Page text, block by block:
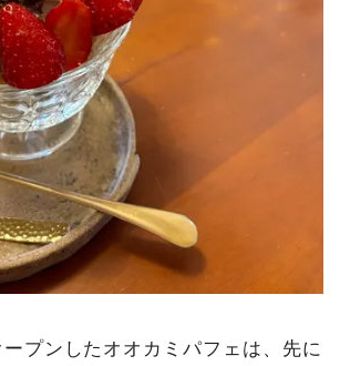
プンしたオオカミパフェは、先に